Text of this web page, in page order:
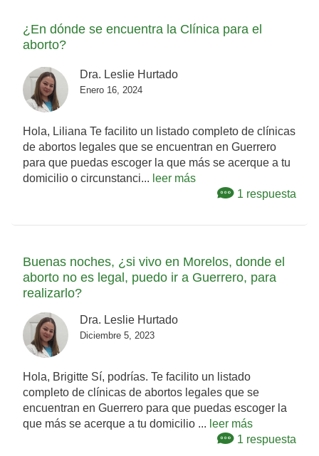
¿En dónde se encuentra la Clínica para el
aborto?
Dra. Leslie Hurtado
Enero 16, 2024
Hola, Liliana Te facilito un listado completo de clínicas
de abortos legales que se encuentran en Guerrero
para que puedas escoger la que más se acerque a tu
domicilio o circunstanci... leer más
1 respuesta
Buenas noches, ¿si vivo en Morelos, donde el
aborto no es legal, puedo ir a Guerrero, para
realizarlo?
Dra. Leslie Hurtado
Diciembre 5, 2023
Hola, Brigitte Sí, podrías. Te facilito un listado
completo de clínicas de abortos legales que se
encuentran en Guerrero para que puedas escoger la
que más se acerque a tu domicilio ... leer más
1 respuesta